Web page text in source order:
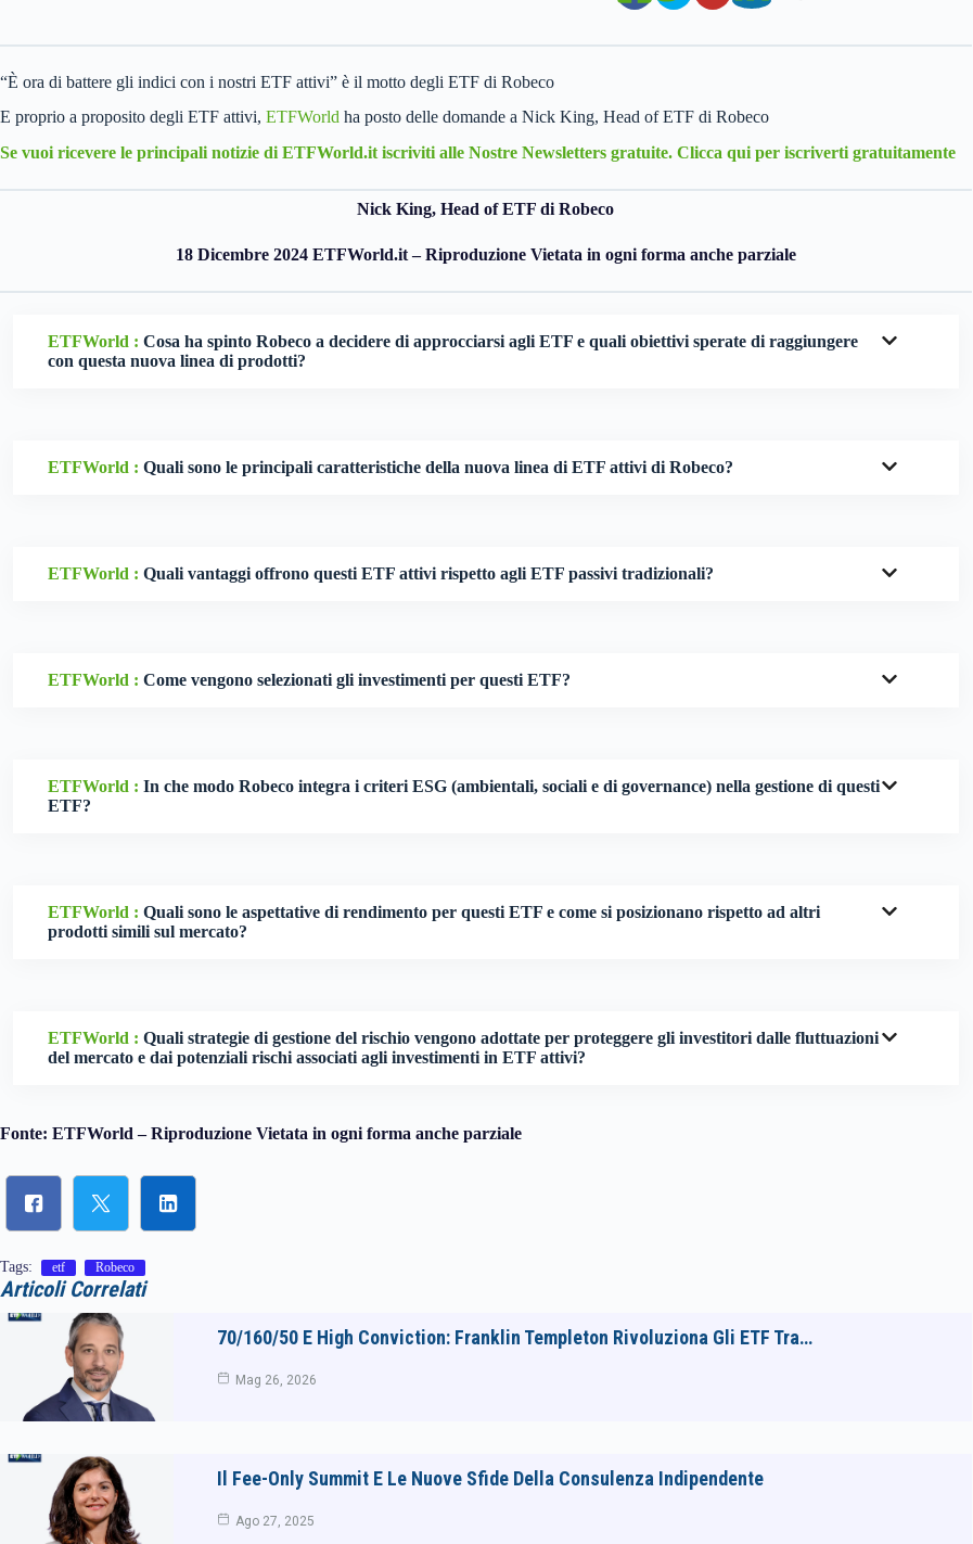
“È ora di battere gli indici con i nostri ETF attivi” è il motto degli ETF di Robeco
E proprio a proposito degli ETF attivi, ETFWorld ha posto delle domande a Nick King, Head of ETF di Robeco
Se vuoi ricevere le principali notizie di ETFWorld.it iscriviti alle Nostre Newsletters gratuite. Clicca qui per iscriverti gratuitamente
Nick King, Head of ETF di Robeco
18 Dicembre 2024 ETFWorld.it – Riproduzione Vietata in ogni forma anche parziale
ETFWorld : Cosa ha spinto Robeco a decidere di approcciarsi agli ETF e quali obiettivi sperate di raggiungere
con questa nuova linea di prodotti?
ETFWorld : Quali sono le principali caratteristiche della nuova linea di ETF attivi di Robeco?
ETFWorld : Quali vantaggi offrono questi ETF attivi rispetto agli ETF passivi tradizionali?
ETFWorld : Come vengono selezionati gli investimenti per questi ETF?
ETFWorld : In che modo Robeco integra i criteri ESG (ambientali, sociali e di governance) nella gestione di questi
ETF?
ETFWorld : Quali sono le aspettative di rendimento per questi ETF e come si posizionano rispetto ad altri
prodotti simili sul mercato?
ETFWorld : Quali strategie di gestione del rischio vengono adottate per proteggere gli investitori dalle fluttuazioni
del mercato e dai potenziali rischi associati agli investimenti in ETF attivi?
Fonte: ETFWorld – Riproduzione Vietata in ogni forma anche parziale
Tags: etf Robeco
Articoli Correlati
70/160/50 E High Conviction: Franklin Templeton Rivoluziona Gli ETF Tra…
Mag 26, 2026
Il Fee-Only Summit E Le Nuove Sfide Della Consulenza Indipendente
Ago 27, 2025